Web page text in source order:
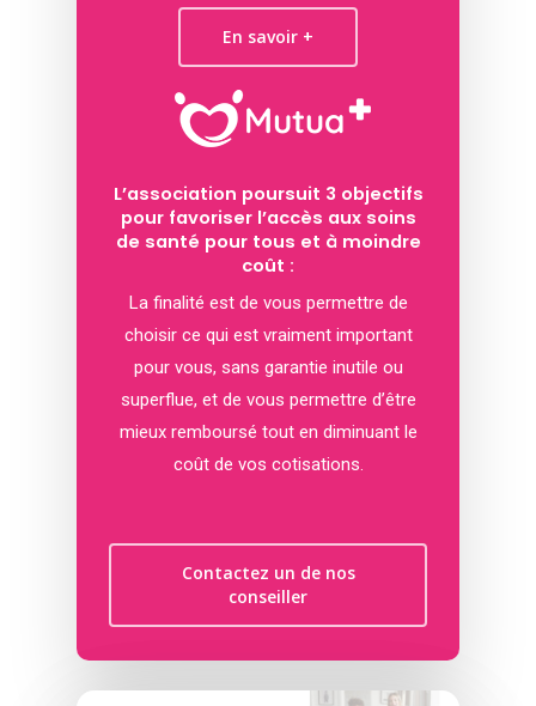
En savoir +
L’association poursuit 3 objectifs
pour favoriser l’accès aux soins
de santé pour tous et à moindre
coût :
La finalité est de vous permettre de
choisir ce qui est vraiment important
pour vous, sans garantie inutile ou
superflue, et de vous permettre d’être
mieux remboursé tout en diminuant le
coût de vos cotisations.
Contactez un de nos
conseiller